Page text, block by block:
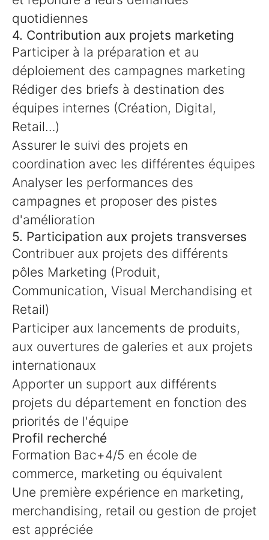
quotidiennes
4. Contribution aux projets marketing
Participer à la préparation et au
déploiement des campagnes marketing
Rédiger des briefs à destination des
équipes internes (Création, Digital,
Retail…)
Assurer le suivi des projets en
coordination avec les différentes équipes
Analyser les performances des
campagnes et proposer des pistes
d'amélioration
5. Participation aux projets transverses
Contribuer aux projets des différents
pôles Marketing (Produit,
Communication, Visual Merchandising et
Retail)
Participer aux lancements de produits,
aux ouvertures de galeries et aux projets
internationaux
Apporter un support aux différents
projets du département en fonction des
priorités de l'équipe
Profil recherché
Formation Bac+4/5 en école de
commerce, marketing ou équivalent
Une première expérience en marketing,
merchandising, retail ou gestion de projet
est appréciée